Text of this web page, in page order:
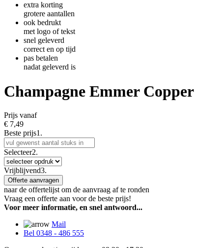
extra korting
grotere aantallen
ook bedrukt
met logo of tekst
snel geleverd
correct en op tijd
pas betalen
nadat geleverd is
Champagne Emmer Copper
Prijs vanaf
€ 7,49
Beste prijs1.
Selecteer2.
Vrijblijvend3.
Offerte aanvragen
naar de offertelijst om de aanvraag af te ronden
Vraag een offerte aan voor de beste prijs!
Voor meer informatie, en snel antwoord...
Mail
Bel 0348 - 486 555